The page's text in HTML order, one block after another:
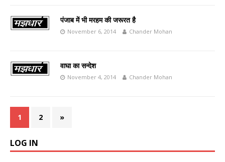
पंजाब में भी मरहम की जरूरत है
November 6, 2014 Chander Mohan
वाघा का सन्देश
November 4, 2014 Chander Mohan
1 2 »
LOG IN